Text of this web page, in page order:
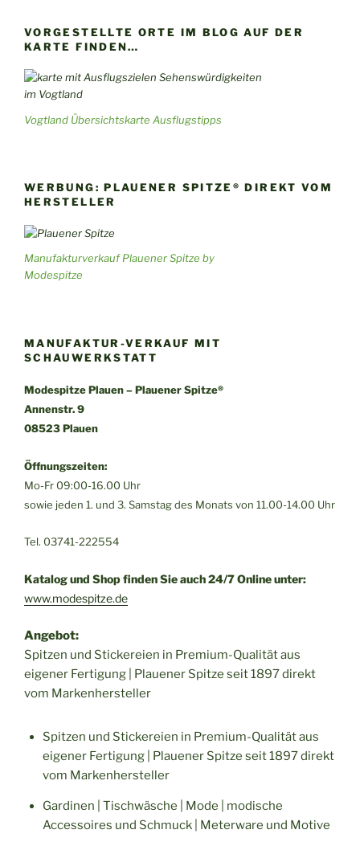
VORGESTELLTE ORTE IM BLOG AUF DER
KARTE FINDEN…
Vogtland Übersichtskarte Ausflugstipps
WERBUNG: PLAUENER SPITZE® DIREKT VOM
HERSTELLER
Manufakturverkauf Plauener Spitze by
Modespitze
MANUFAKTUR-VERKAUF MIT
SCHAUWERKSTATT
Modespitze Plauen – Plauener Spitze®
Annenstr. 9
08523 Plauen
Öffnungszeiten:
Mo-Fr 09:00-16.00 Uhr
sowie jeden 1. und 3. Samstag des Monats von 11.00-14.00 Uhr
Tel. 03741-222554
Katalog und Shop finden Sie auch 24/7 Online unter:
www.modespitze.de
Angebot:
Spitzen und Stickereien in Premium-Qualität aus
eigener Fertigung | Plauener Spitze seit 1897 direkt
vom Markenhersteller
Spitzen und Stickereien in Premium-Qualität aus
eigener Fertigung | Plauener Spitze seit 1897 direkt
vom Markenhersteller
Gardinen | Tischwäsche | Mode | modische
Accessoires und Schmuck | Meterware und Motive